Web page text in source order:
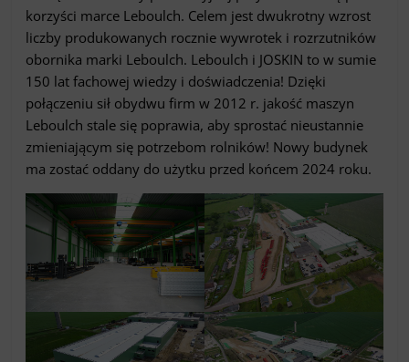
korzyści marce Leboulch. Celem jest dwukrotny wzrost
liczby produkowanych rocznie wywrotek i rozrzutników
obornika marki Leboulch. Leboulch i JOSKIN to w sumie
150 lat fachowej wiedzy i doświadczenia! Dzięki
połączeniu sił obydwu firm w 2012 r. jakość maszyn
Leboulch stale się poprawia, aby sprostać nieustannie
zmieniającym się potrzebom rolników! Nowy budynek
ma zostać oddany do użytku przed końcem 2024 roku.